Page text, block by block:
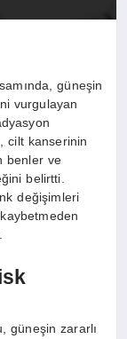
güneşin
vurgulayan
cilt kanserinin
benler ve
belirtti.
değişimleri
güneşin zararlı